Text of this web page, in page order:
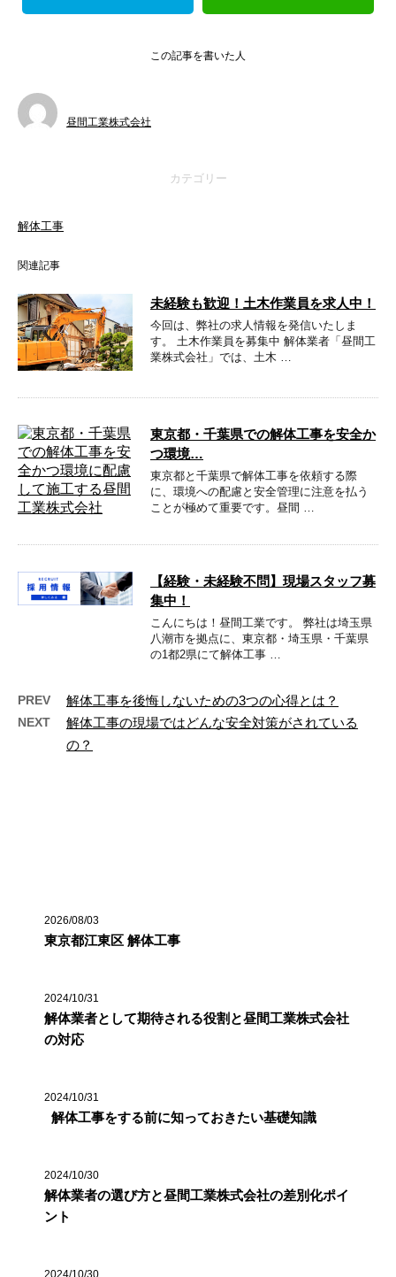
この記事を書いた人
昼間工業株式会社
カテゴリー
解体工事
関連記事
未経験も歓迎！土木作業員を求人中！
今回は、弊社の求人情報を発信いたしま
す。 土木作業員を募集中 解体業者「昼間工
業株式会社」では、土木 …
東京都・千葉県での解体工事を安全か
つ環境…
東京都と千葉県で解体工事を依頼する際
に、環境への配慮と安全管理に注意を払う
ことが極めて重要です。昼間 …
【経験・未経験不問】現場スタッフ募
集中！
こんにちは！昼間工業です。 弊社は埼玉県
八潮市を拠点に、東京都・埼玉県・千葉県
の1都2県にて解体工事 …
PREV 解体工事を後悔しないための3つの心得とは？
NEXT
解体工事の現場ではどんな安全対策がされている
の？
2026/08/03
東京都江東区 解体工事
2024/10/31
解体業者として期待される役割と昼間工業株式会社
の対応
2024/10/31
解体工事をする前に知っておきたい基礎知識
2024/10/30
解体業者の選び方と昼間工業株式会社の差別化ポイ
ント
2024/10/30